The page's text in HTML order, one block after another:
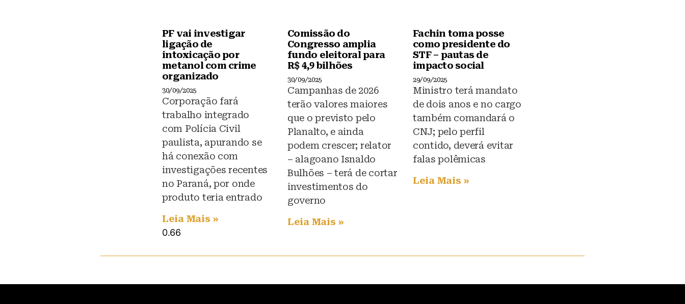
PF vai investigar
ligação de
intoxicação por
metanol com crime
organizado
30/09/2025
Corporação fará
trabalho integrado
com Polícia Civil
paulista, apurando se
há conexão com
investigações recentes
no Paraná, por onde
produto teria entrado
Leia Mais »
Comissão do
Congresso amplia
fundo eleitoral para
R$ 4,9 bilhões
30/09/2025
Campanhas de 2026
terão valores maiores
que o previsto pelo
Planalto, e ainda
podem crescer; relator
– alagoano Isnaldo
Bulhões – terá de cortar
investimentos do
governo
Leia Mais »
Fachin toma posse
como presidente do
STF – pautas de
impacto social
29/09/2025
Ministro terá mandato
de dois anos e no cargo
também comandará o
CNJ; pelo perfil
contido, deverá evitar
falas polêmicas
Leia Mais »